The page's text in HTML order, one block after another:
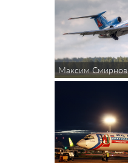
Максим Смирнов